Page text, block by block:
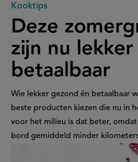
Deze
zomergroenten
zijn
nu
lekker
betaalbaar
Kooktips
Deze
zijn nu lekker
betaalbaar
Wie lekker gezond én betaalbaar
beste producten kiezen die nu in
voor het milieu is dat beter,
bord gemiddeld minder